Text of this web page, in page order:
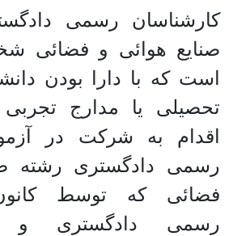
کارشناسان رسمی
صنایع هوائی و
است که با دارا بودن
تحصیلی یا مدارج تجربی
اقدام به شرکت در
رسمی دادگستری رشته
فضائی که توسط
رسمی دادگستری و